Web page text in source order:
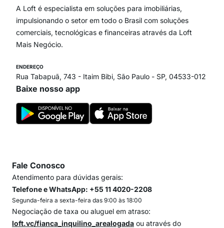
Paraíso
Itaim Bibi
A Loft é especialista em soluções para imobiliárias,
impulsionando o setor em todo o Brasil com soluções
comerciais, tecnológicas e financeiras através da Loft
Mais Negócio.
ENDEREÇO
Rua Tabapuã, 743 - Itaim Bibi, São Paulo - SP, 04533-012
Baixe nosso app
Fale Conosco
Atendimento para dúvidas gerais:
Telefone e WhatsApp: +55 11 4020-2208
Segunda-feira a sexta-feira das 9:00 às 18:00
Negociação de taxa ou aluguel em atraso:
loft.vc/fianca_inquilino_arealogada ou através do